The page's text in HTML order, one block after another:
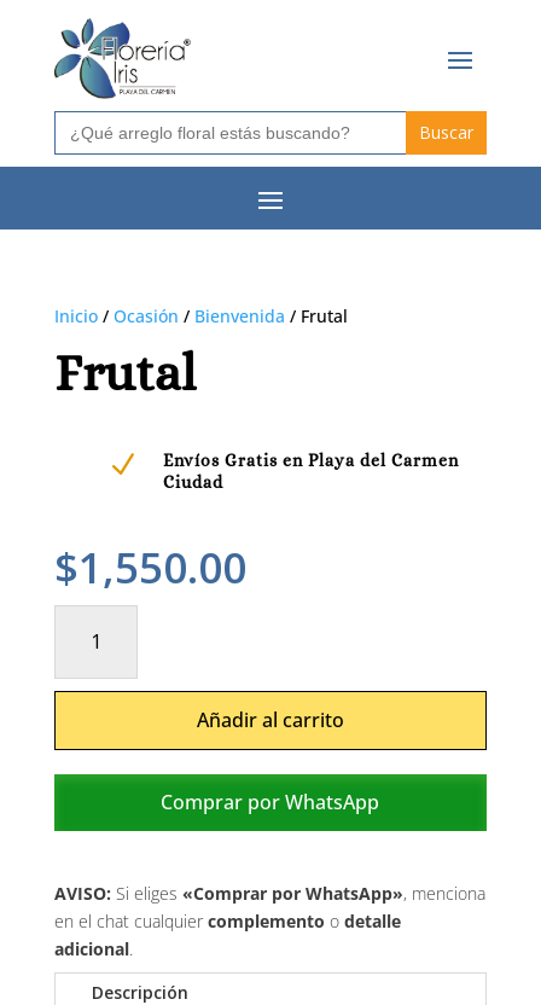
Buscar:
Inicio/ Ocasión / Bienvenida / Frutal
Frutal
N
Envíos Gratis en Playa del Carmen
Ciudad
$1,550.00
cantidad
Añadir al carrito
Comprar por WhatsApp
AVISO: Si eliges «Comprar por WhatsApp», menciona
en el chat cualquier complemento o detalle
adicional.
Descripción